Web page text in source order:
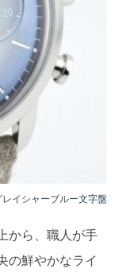
イシャーブルー文字盤
から、職人が手
の鮮やかなライ